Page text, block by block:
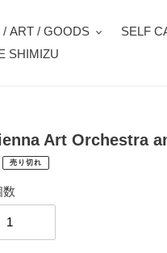
ART / GOODS
SELF
SHIMIZU
Art Orchestra
売り切れ
数